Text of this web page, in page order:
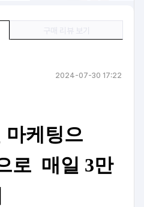
2024-07-30 17:22
마케팅으
로 매일 3만